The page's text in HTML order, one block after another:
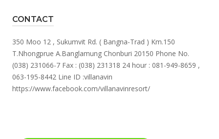
CONTACT
350 Moo 12 , Sukumvit Rd. ( Bangna-Trad ) Km.150
T.Nhongprue A.Banglamung Chonburi 20150 Phone No.
(038) 231066-7 Fax : (038) 231318 24 hour : 081-949-8659 ,
063-195-8442 Line ID :villanavin
https://www.facebook.com/villanavinresort/